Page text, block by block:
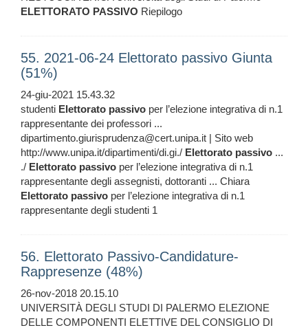
ELETTORATO PASSIVO Riepilogo
55. 2021-06-24 Elettorato passivo Giunta
(51%)
24-giu-2021 15.43.32
studenti Elettorato passivo per l’elezione integrativa di n.1
rappresentante dei professori ...
dipartimento.giurisprudenza@cert.unipa.it | Sito web
http://www.unipa.it/dipartimenti/di.gi./ Elettorato passivo ...
./ Elettorato passivo per l’elezione integrativa di n.1
rappresentante degli assegnisti, dottoranti ... Chiara
Elettorato passivo per l’elezione integrativa di n.1
rappresentante degli studenti 1
56. Elettorato Passivo-Candidature-
Rappresenze (48%)
26-nov-2018 20.15.10
UNIVERSITÀ DEGLI STUDI DI PALERMO ELEZIONE
DELLE COMPONENTI ELETTIVE DEL CONSIGLIO DI